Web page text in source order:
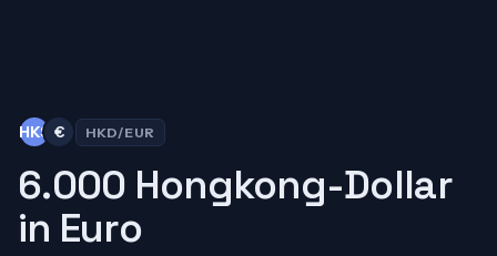
HK$ € HKD/EUR
6.000 Hongkong-Dollar
in Euro